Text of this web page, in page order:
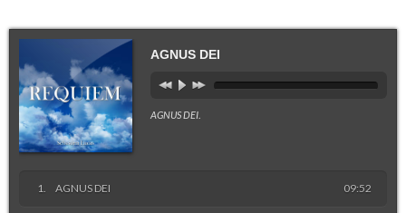
AGNUS DEI
AGNUS DEI
AGNUS DEI 09:52